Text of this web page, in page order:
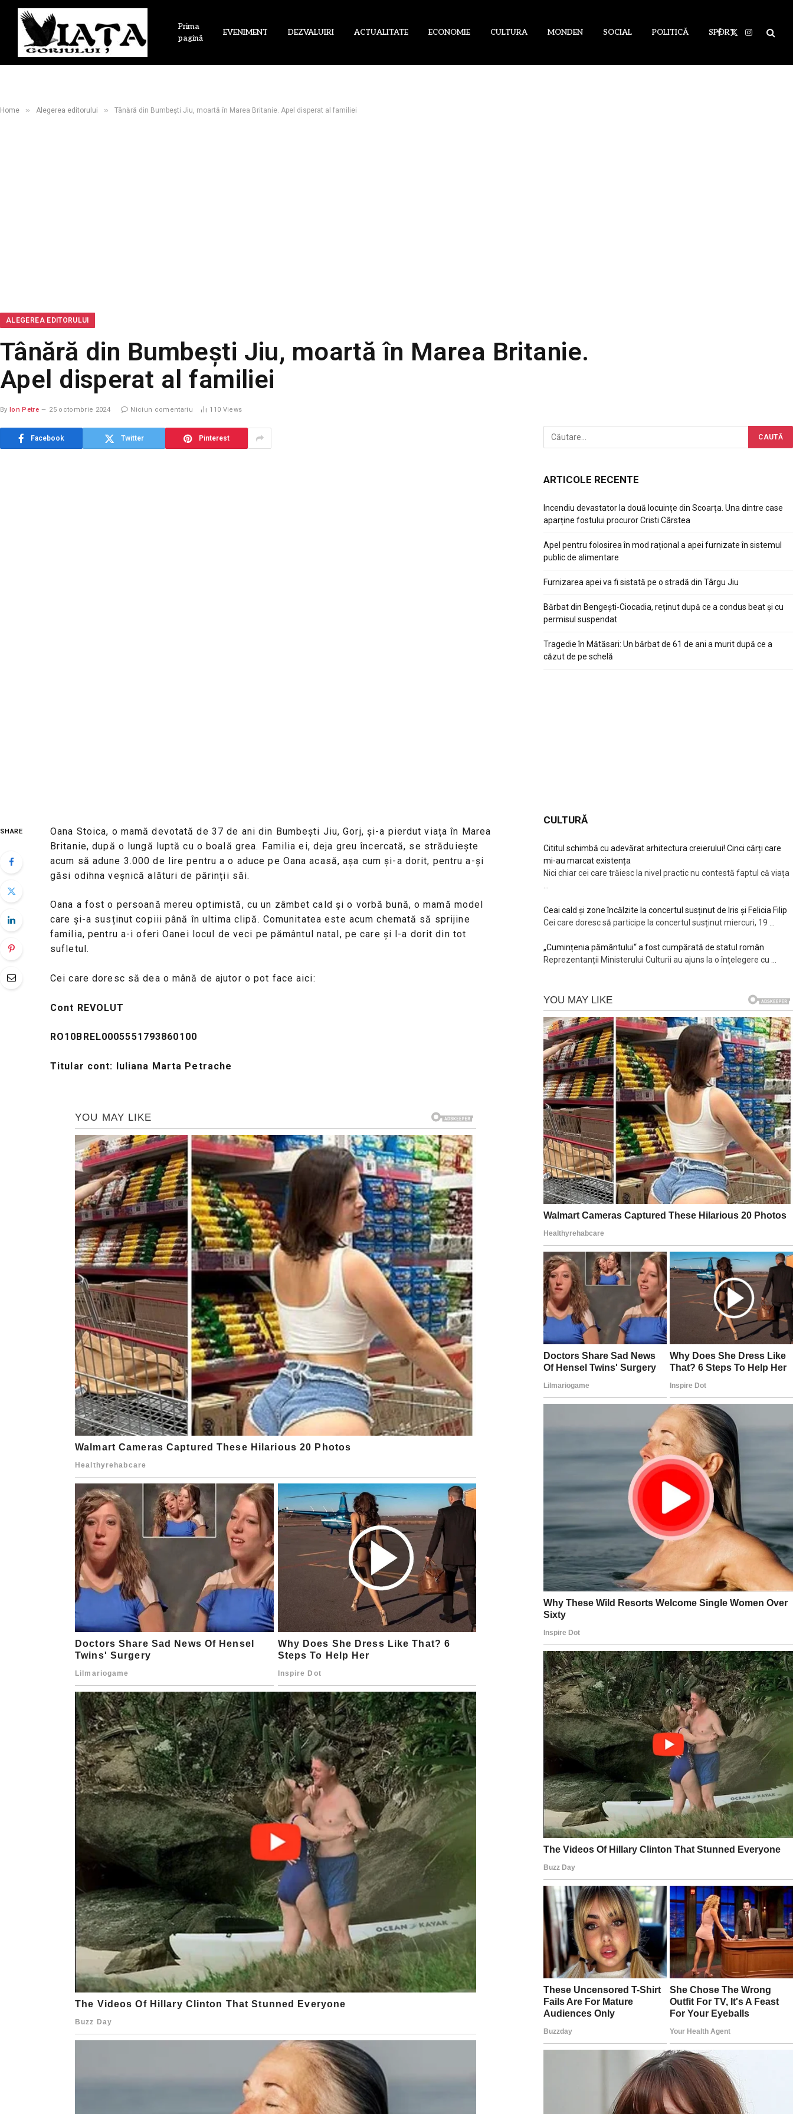
Prima
pagină
EVENIMENT DEZVALUIRI ACTUALITATE ECONOMIE CULTURA MONDEN SOCIAL POLITICĂ SPORT
Facebook
X
Instagram
Home » Alegerea editorului » Tânără din Bumbești Jiu, moartă în Marea Britanie. Apel disperat al familiei
ALEGEREA EDITORULUI
Tânără din Bumbești Jiu, moartă în Marea Britanie.
Apel disperat al familiei
By Ion Petre 25 octombrie 2024 Niciun comentariu 110 Views
Facebook Twitter Pinterest
SHARE
Oana Stoica, o mamă devotată de 37 de ani din Bumbești Jiu, Gorj, și-a pierdut viața în Marea
Britanie, după o lungă luptă cu o boală grea. Familia ei, deja greu încercată, se străduiește
acum să adune 3.000 de lire pentru a o aduce pe Oana acasă, așa cum și-a dorit, pentru a-și
găsi odihna veșnică alături de părinții săi.
Oana a fost o persoană mereu optimistă, cu un zâmbet cald și o vorbă bună, o mamă model
care și-a susținut copiii până în ultima clipă. Comunitatea este acum chemată să sprijine
familia, pentru a-i oferi Oanei locul de veci pe pământul natal, pe care și l-a dorit din tot
sufletul.
Cei care doresc să dea o mână de ajutor o pot face aici:
Cont REVOLUT
RO10BREL0005551793860100
Titular cont: Iuliana Marta Petrache
ARTICOLE RECENTE
Incendiu devastator la două locuințe din Scoarța. Una dintre case
aparține fostului procuror Cristi Cârstea
Apel pentru folosirea în mod rațional a apei furnizate în sistemul
public de alimentare
Furnizarea apei va fi sistată pe o stradă din Târgu Jiu
Bărbat din Bengești-Ciocadia, reținut după ce a condus beat și cu
permisul suspendat
Tragedie în Mătăsari: Un bărbat de 61 de ani a murit după ce a
căzut de pe schelă
CULTURĂ
Cititul schimbă cu adevărat arhitectura creierului! Cinci cărți care
mi-au marcat existența
Nici chiar cei care trăiesc la nivel practic nu contestă faptul că viața
Ceai cald și zone încălzite la concertul susținut de Iris și Felicia Filip
Cei care doresc să participe la concertul susținut miercuri, 19
„Cumințenia pământului“ a fost cumpărată de statul român
Reprezentanții Ministerului Culturii au ajuns la o înțelegere cu